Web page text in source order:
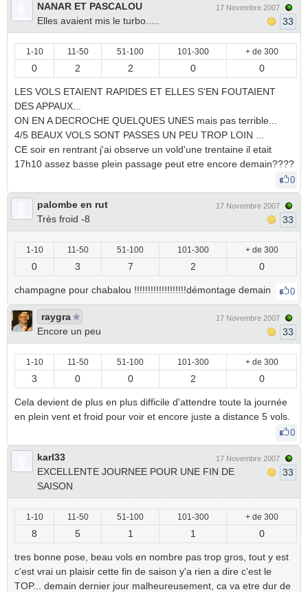
NANAR ET PASCALOU
Elles avaient mis le turbo.....
17 Novembre 2007
33
1-10 11-50 51-100 101-300 + de 300
0 2 2 0 0
LES VOLS ETAIENT RAPIDES ET ELLES S'EN FOUTAIENT
DES APPAUX...
ON EN A DECROCHE QUELQUES UNES mais pas terrible...
4/5 BEAUX VOLS SONT PASSES UN PEU TROP LOIN ...
CE soir en rentrant j'ai observe un vold'une trentaine il etait
17h10 assez basse plein passage peut etre encore demain????
0
palombe en rut
Très froid -8
17 Novembre 2007
33
1-10 11-50 51-100 101-300 + de 300
0 3 7 2 0
champagne pour chabalou !!!!!!!!!!!!!!!!!!!démontage demain 0
raygra
Encore un peu
17 Novembre 2007
33
1-10 11-50 51-100 101-300 + de 300
3 0 0 2 0
Cela devient de plus en plus difficile d'attendre toute la journée
en plein vent et froid pour voir et encore juste a distance 5 vols.
0
karl33
EXCELLENTE JOURNEE POUR UNE FIN DE
SAISON
17 Novembre 2007
33
1-10 11-50 51-100 101-300 + de 300
8 5 1 1 0
tres bonne pose, beau vols en nombre pas trop gros, tout y est
c'est vrai un plaisir cette fin de saison y'a rien a dire c'est le
TOP... demain dernier jour malheureusement, ca va etre dur de